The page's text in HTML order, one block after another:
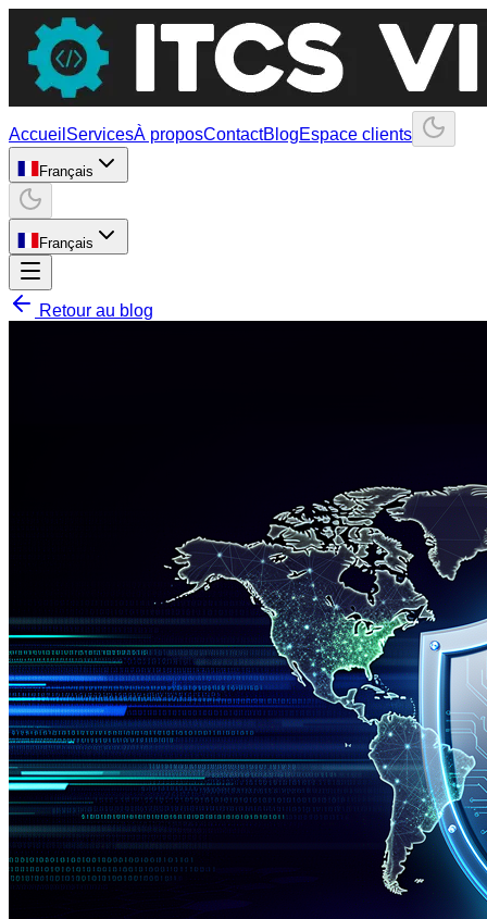
Accueil ServicesÀ proposContactBlogEspace clients
Français
Français
Retour au blog